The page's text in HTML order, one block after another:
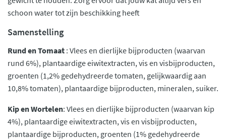
schoon water tot zijn beschikking heeft
Samenstelling
Rund en Tomaat : Vlees en dierlijke bijproducten (waarvan
rund 6%), plantaardige eiwitextracten, vis en visbijproducten,
groenten (1,2% gedehydreerde tomaten, gelijkwaardig aan
10,8% tomaten), plantaardige bijproducten, mineralen, suiker.
Kip en Wortelen: Vlees en dierlijke bijproducten (waarvan kip
4%), plantaardige eiwitextracten, vis en visbijproducten,
plantaardige bijproducten, groenten (1% gedehydreerde